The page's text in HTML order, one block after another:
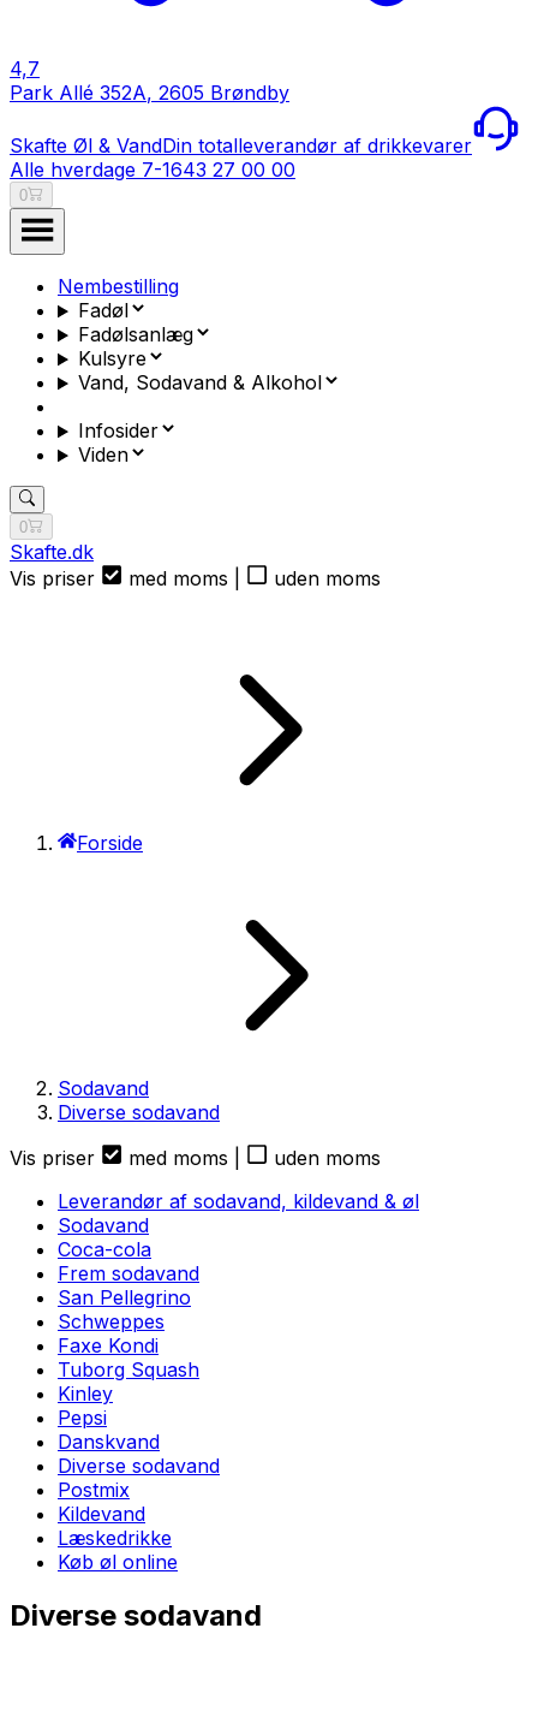
4,7
Park Allé 352A, 2605 Brøndby
Skafte Øl & VandDin totalleverandør af drikkevarer
Alle hverdage 7-1643 27 00 00
0
Nembestilling
Fadøl
Fadølsanlæg
Kulsyre
Vand, Sodavand & Alkohol
Infosider
Viden
0
Skafte.dk
Vis priser
med moms uden moms
Forside
Sodavand
Diverse sodavand
Vis priser
med moms
uden moms
Leverandør af sodavand, kildevand & øl
Sodavand
Coca-cola
Frem sodavand
San Pellegrino
Schweppes
Faxe Kondi
Tuborg Squash
Kinley
Pepsi
Danskvand
Diverse sodavand
Postmix
Kildevand
Læskedrikke
Køb øl online
Diverse sodavand